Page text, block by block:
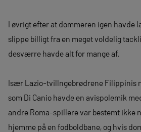
I øvrigt efter at dommeren igen havde
slippe billigt fra en meget voldelig
desværre havde alt for mange af.
Især Lazio-tvillngebrødrene Filippinis
som Di Canio havde en avispolemik
andre Roma-spillere var bestemt ikke
hjemme på en fodboldbane, og hvis